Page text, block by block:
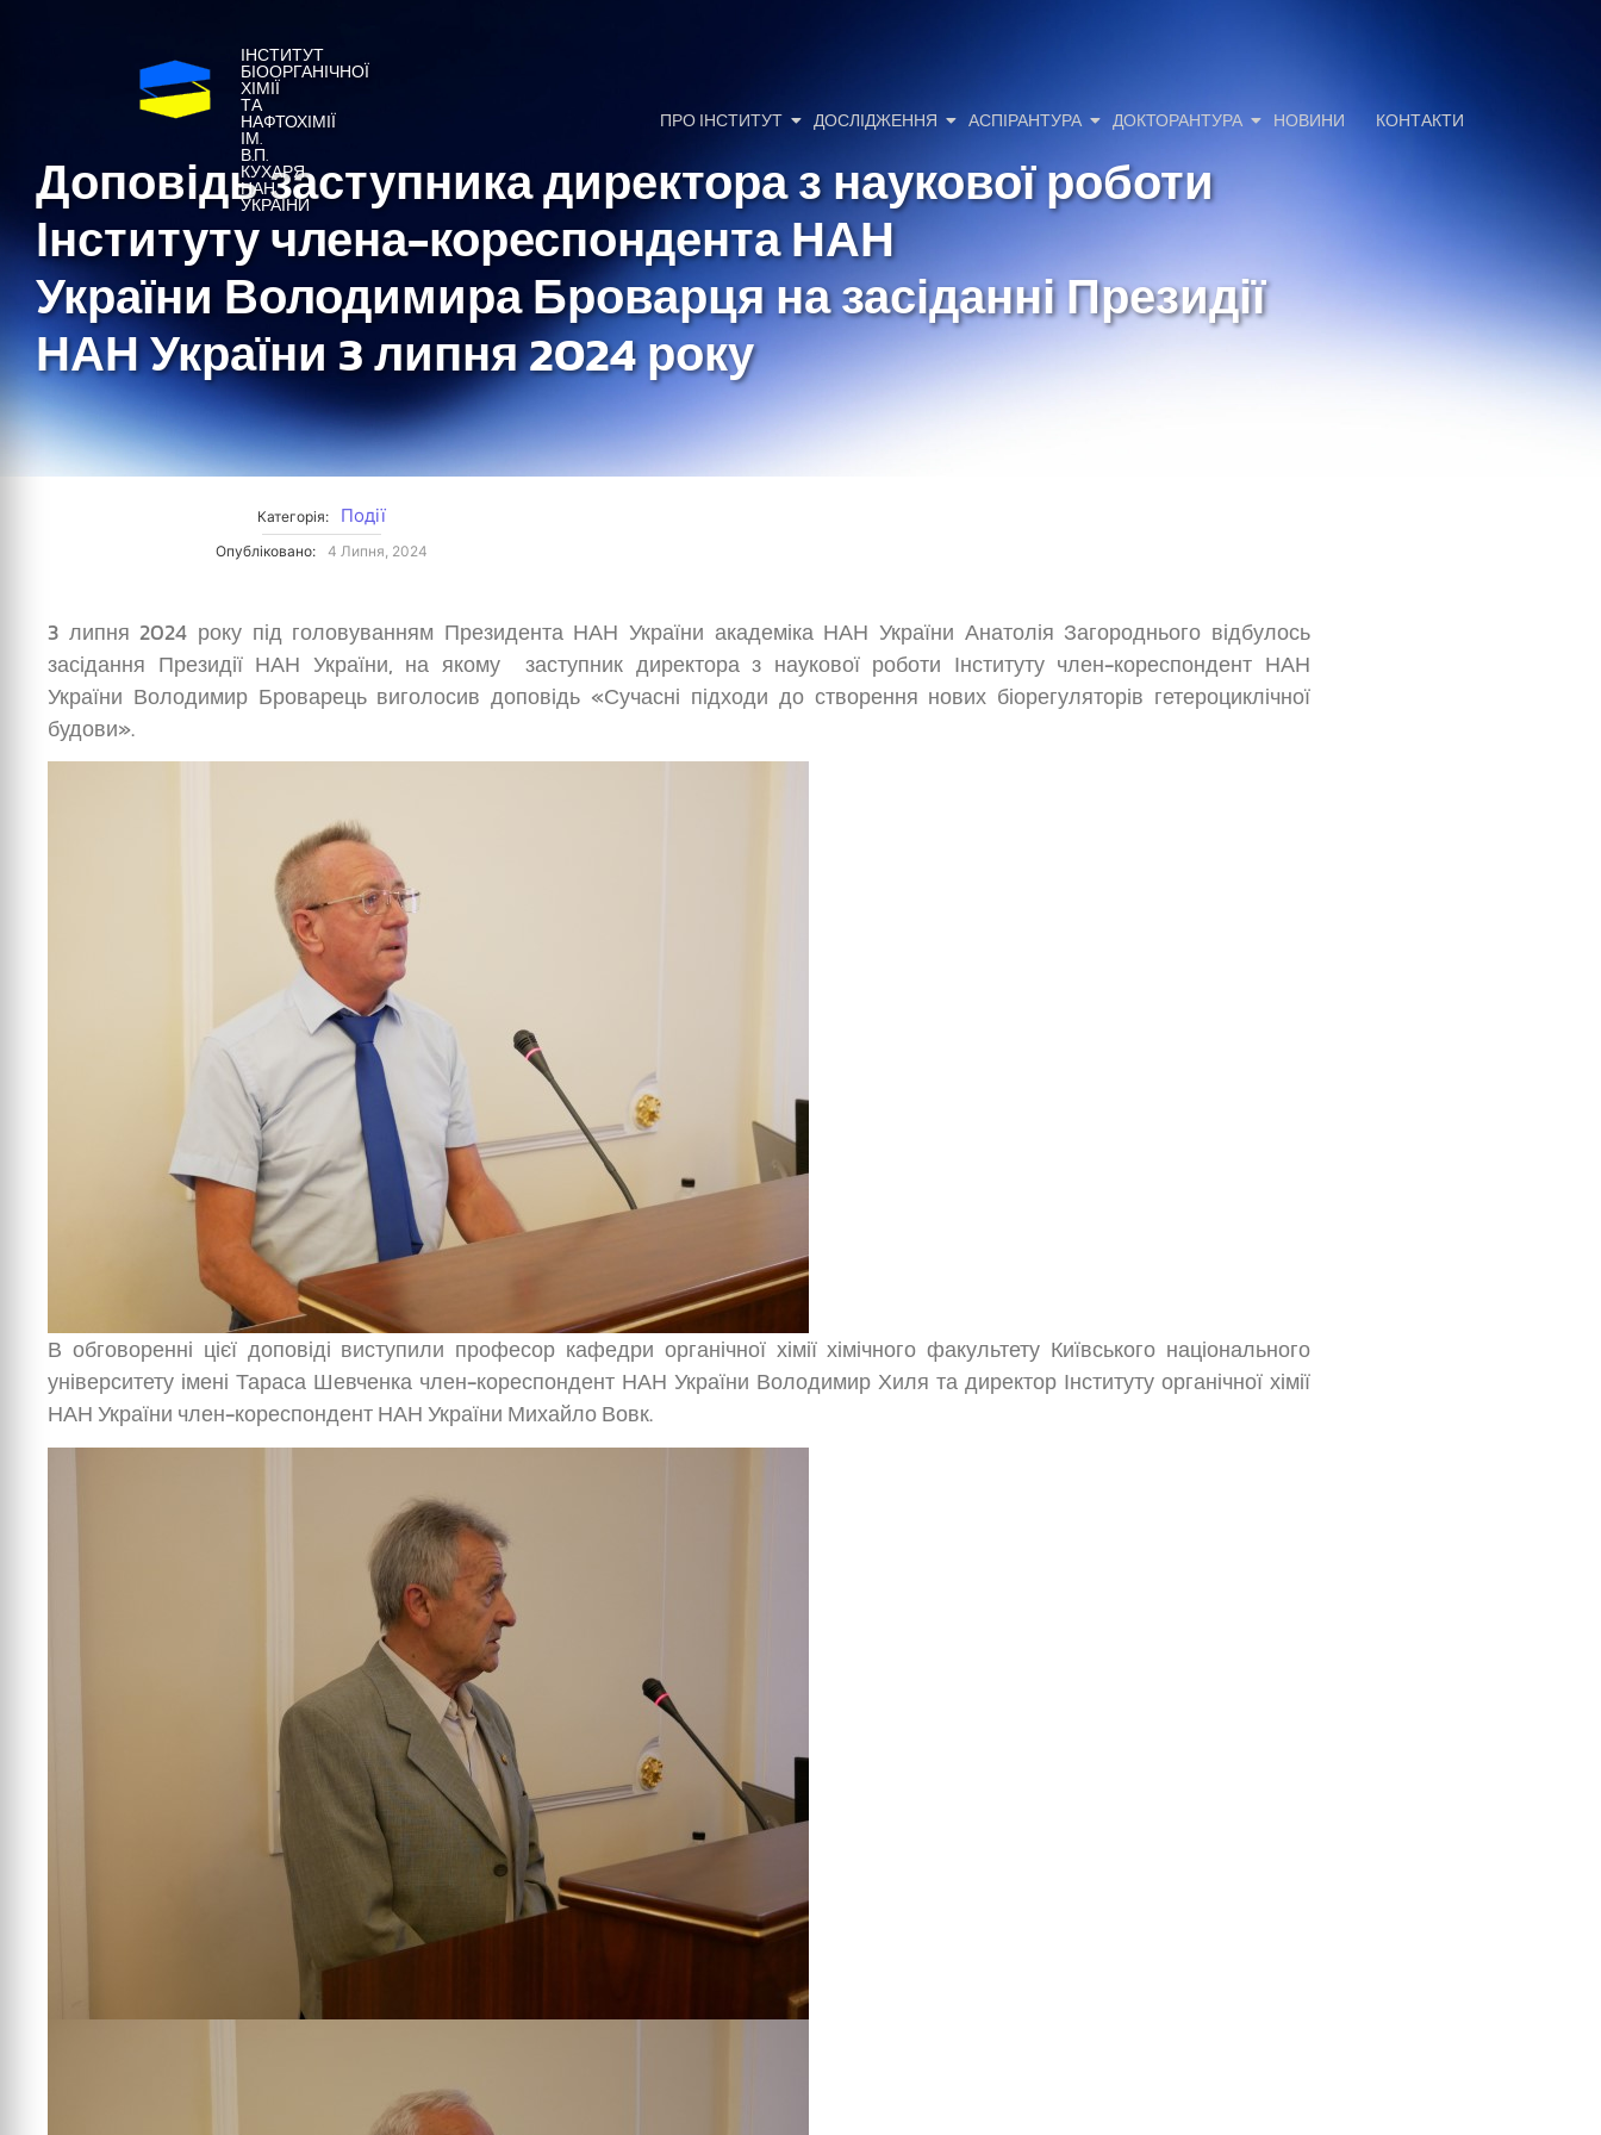
ІНСТИТУТ
БІООРГАНІЧНОЇ
ХІМІЇ
ТА
НАФТОХІМІЇ
ІМ.
В.П.
КУХАРЯ
НАН
УКРАЇНИ
ПРО ІНСТИТУТ ДОСЛІДЖЕННЯ АСПІРАНТУРА ДОКТОРАНТУРА НОВИНИ КОНТАКТИ
Доповідь заступника директора з наукової роботи
Інституту члена-кореспондента НАН
України Володимира Броварця на засіданні Президії
НАН України 3 липня 2024 року
Категорія: Події
Опубліковано: 4 Липня, 2024
3 липня 2024 року під головуванням Президента НАН України академіка НАН України Анатолія Загороднього відбулось
засідання Президії НАН України, на якому заступник директора з наукової роботи Інституту член-кореспондент НАН
України Володимир Броварець виголосив доповідь «Сучасні підходи до створення нових біорегуляторів гетероциклічної
будови».
В обговоренні цієї доповіді виступили професор кафедри органічної хімії хімічного факультету Київського національного
університету імені Тараса Шевченка член-кореспондент НАН України Володимир Хиля та директор Інституту органічної хімії
НАН України член-кореспондент НАН України Михайло Вовк.